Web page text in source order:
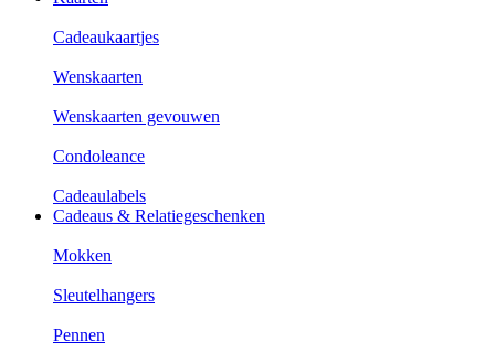
Cadeaukaartjes
Wenskaarten
Wenskaarten gevouwen
Condoleance
Cadeaulabels
Cadeaus & Relatiegeschenken
Mokken
Sleutelhangers
Pennen